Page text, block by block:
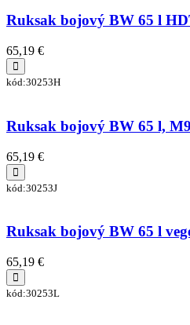
Ruksak bojový BW 65 l
65,19 €
kód:30253H
Ruksak bojový BW 65 l,
65,19 €
kód:30253J
Ruksak bojový BW 65 l
65,19 €
kód:30253L